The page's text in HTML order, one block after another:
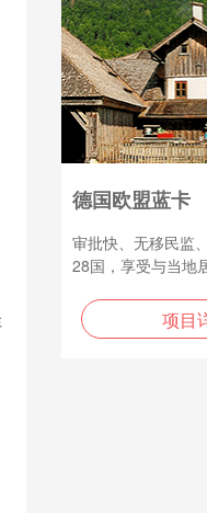
德国欧盟蓝卡
审批快、无移民监
28国，享受与当地
项目